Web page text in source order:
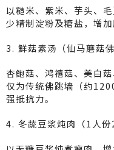
以糙米、紫米、芋头、
少精制淀粉及糖盐，增加
3. 鲜菇素汤（仙马蘑菇
杏鲍菇、鸿禧菇、美白
仅为传统佛跳墙（约
强抵抗力。
4. 冬蔬豆浆炖肉（1人份